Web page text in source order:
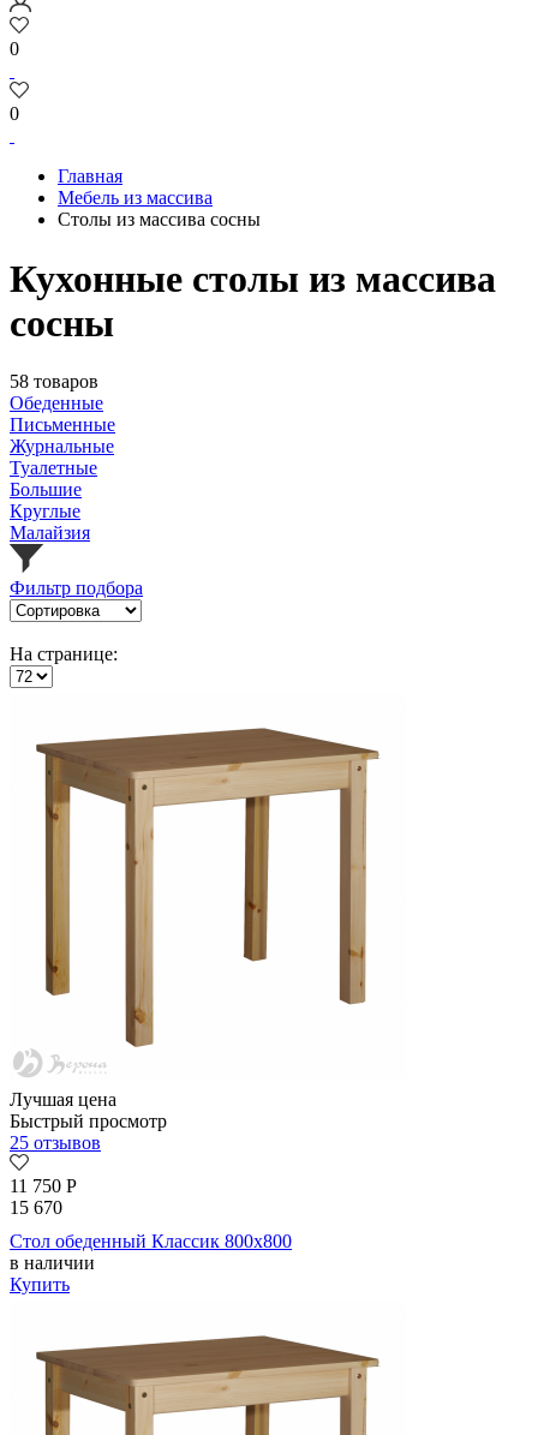
0
0
Главная
Мебель из массива
Столы из массива сосны
Кухонные столы из массива
сосны
58 товаров
Обеденные
Письменные
Журнальные
Туалетные
Большие
Круглые
Малайзия
Фильтр подбора
На странице:
Лучшая цена
Быстрый просмотр
25 отзывов
11 750 Р
15 670
Стол обеденный Классик 800х800
в наличии
Купить